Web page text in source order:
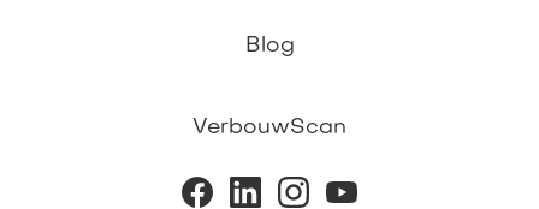
Blog
VerbouwScan